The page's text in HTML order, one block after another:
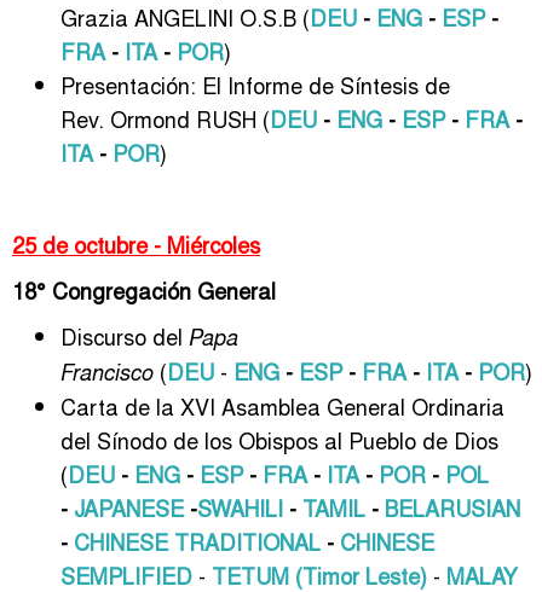
Grazia ANGELINI O.S.B (DEU - ENG - ESP-
FRA- ITA- POR)
Presentación: El Informe de Síntesis de
Rev. Ormond RUSH (DEU - ENG - ESP- FRA-
ITA- POR)
25 de octubre - Miércoles
18° Congregación General
Discurso del Papa
Francisco (DEU - ENG - ESP- FRA- ITA- POR)
Carta de la XVI Asamblea General Ordinaria
del Sínodo de los Obispos al Pueblo de Dios
(DEU - ENG - ESP- FRA- ITA- POR - POL
- JAPANESE-SWAHILI - TAMIL - BELARUSIAN
- CHINESE TRADITIONAL - CHINESE
SEMPLIFIED - TETUM (Timor Leste) - MALAY